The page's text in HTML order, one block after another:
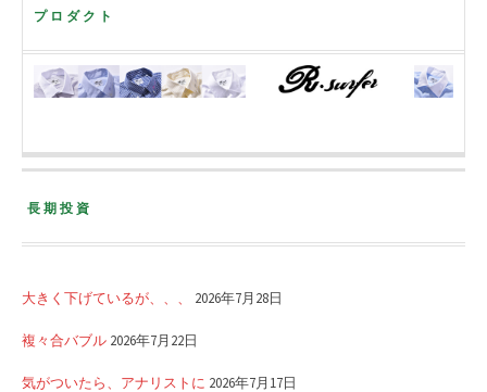
プロダクト
長期投資
大きく下げているが、、、 2026年7月28日
複々合バブル 2026年7月22日
気がついたら、アナリストに 2026年7月17日